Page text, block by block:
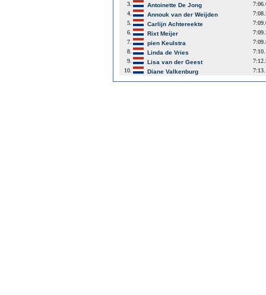
3.
Antoinette De Jong
4.
Annouk van der Weijden
5.
Carlijn Achtereekte
6.
Rixt Meijer
7.
pien Keulstra
8.
Linda de Vries
9.
Lisa van der Geest
10.
Diane Valkenburg